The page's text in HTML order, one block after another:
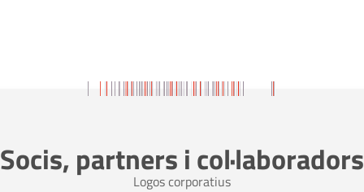
Socis, partners i col·laboradors
Logos corporatius